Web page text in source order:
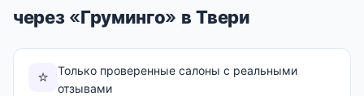
через «Груминго» в Твери
⭐
Только проверенные салоны с реальными
отзывами